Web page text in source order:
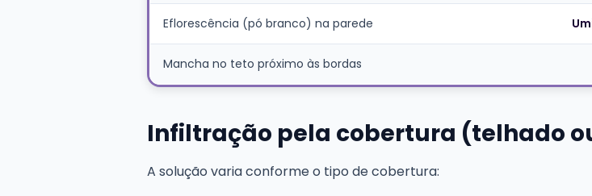
Eflorescência (pó branco) na parede
Mancha no teto próximo às bordas
Infiltração pela cobertura (telhado
A solução varia conforme o tipo de cobertura: